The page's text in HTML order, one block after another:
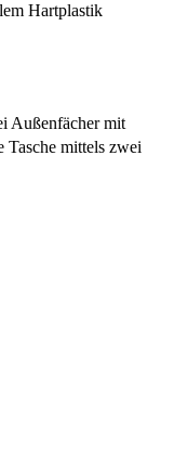
Hartplastik
Außenfächer mit
Tasche mittels zwei